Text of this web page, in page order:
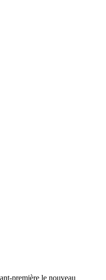
première le nouveau